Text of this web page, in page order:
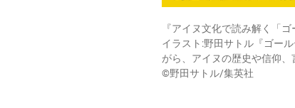
『アイヌ文化で読み解く「
イラスト:野田サトル『ゴー
がら、アイヌの歴史や信仰、
©野田サトル/集英社